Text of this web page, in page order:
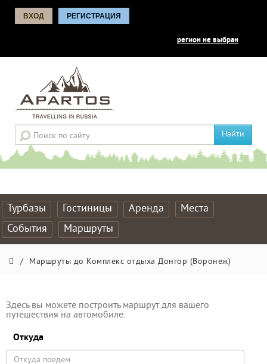
ВХОД РЕГИСТРАЦИЯ
регион не выбран
Найти
Турбазы Гостиницы Аренда
Места
События
Маршруты
/ Маршруты до Комплекс отдыха Донгор (Воронеж)
Здесь вы можете построить маршрут для вашего
путешествия на автомобиле.
Откуда